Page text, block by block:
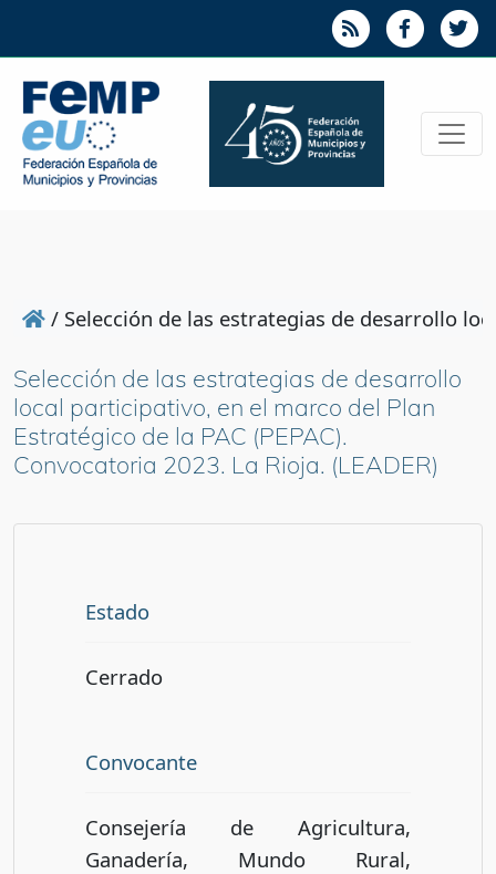
/ Selección de las estrategias de desarrollo
Selección de las estrategias de desarrollo
local participativo, en el marco del Plan
Estratégico de la PAC (PEPAC).
Convocatoria 2023. La Rioja. (LEADER)
Estado
Cerrado
Convocante
Consejería de Agricultura,
Ganadería, Mundo Rural,